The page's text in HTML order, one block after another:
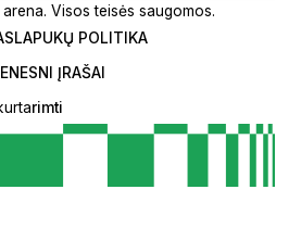
Visos teisės saugomos.
SLAPUKŲ POLITIKA
ĮRAŠAI
rimti